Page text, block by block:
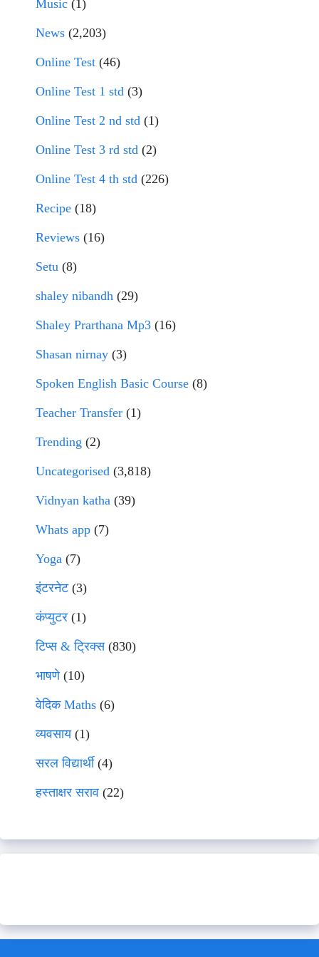
Music (1)
News (2,203)
Online Test (46)
Online Test 1 std (3)
Online Test 2 nd std (1)
Online Test 3 rd std (2)
Online Test 4 th std (226)
Recipe (18)
Reviews (16)
Setu (8)
shaley nibandh (29)
Shaley Prarthana Mp3 (16)
Shasan nirnay (3)
Spoken English Basic Course (8)
Teacher Transfer (1)
Trending (2)
Uncategorised (3,818)
Vidnyan katha (39)
Whats app (7)
Yoga (7)
इंटरनेट(3)
कंप्युटर (1)
टिप्स & ट्रिक्स(830)
भाषणे(10)
वेदिक Maths (6)
व्यवसाय(1)
सरल विद्यार्थी(4)
हस्ताक्षर सराव (22)